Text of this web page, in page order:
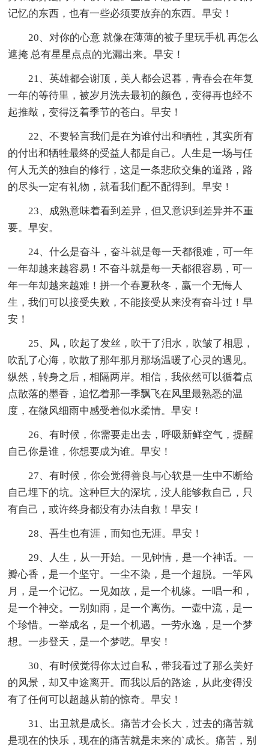
记忆的东西，也有一些必须要放弃的东西。早安！
20、对你的心意 就像在薄薄的被子里玩手机 再怎么
遮掩 总有星星点点的光漏出来。早安！
21、英雄都会谢顶，美人都会迟暮，青春会在年复
一年的等待里，被岁月洗去最初的颜色，变得再也经不
起推敲，变得泛着季节的苍白。早安！
22、不要轻言我们是在为谁付出和牺牲，其实所有
的付出和牺牲最终的受益人都是自己。人生是一场与任
何人无关的独自的修行，这是一条悲欣交集的道路，路
的尽头一定有礼物，就看我们配不配得到。早安！
23、成熟意味着看到差异，但又意识到差异并不重
要。早安。
24、什么是奋斗，奋斗就是每一天都很难，可一年
一年却越来越容易！不奋斗就是每一天都很容易，可一
年一年却越来越难！拼一个春夏秋冬，赢一个无悔人
生，我们可以接受失败，不能接受从来没有奋斗过！早
安！
25、风，吹起了发丝，吹干了泪水，吹皱了相思，
吹乱了心海，吹散了那年那月那场温暖了心灵的遇见。
纵然，转身之后，相隔两岸。相信，我依然可以循着点
点散落的墨香，追忆着那一季飘飞在风里最熟悉的温
度，在微风细雨中感受着似水柔情。早安！
26、有时候，你需要走出去，呼吸新鲜空气，提醒
自己你是谁，你想要成为谁。早安！
27、有时候，你会觉得善良与心软是一生中不断给
自己埋下的坑。这种巨大的深坑，没人能够救自己，只
有自己，或许终身都没有办法自救！早安！
28、吾生也有涯，而知也无涯。早安！
29、人生，从一开始。一见钟情，是一个神话。一
瓣心香，是一个坚守。一尘不染，是一个超脱。一竿风
月，是一个记忆。一见如故，是一个机缘。一唱一和，
是一个神交。一别如雨，是一个离伤。一壶中流，是一
个珍惜。一举成名，是一个机遇。一劳永逸，是一个梦
想。一步登天，是一个梦呓。早安！
30、有时候觉得你太过自私，带我看过了那么美好
的风景，却又中途离开。而我以后的路途，从此变得没
有了任何可以超越从前的惊奇。早安！
31、出丑就是成长。痛苦才会长大，过去的痛苦就
是现在的快乐，现在的痛苦就是未来的`成长。痛苦，别